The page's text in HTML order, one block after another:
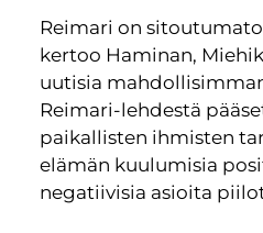
Reimari on
kertoo Haminan,
uutisia
Reimari-lehdestä
paikallisten ihmisten
elämän kuulumisia
negatiivisia asioita